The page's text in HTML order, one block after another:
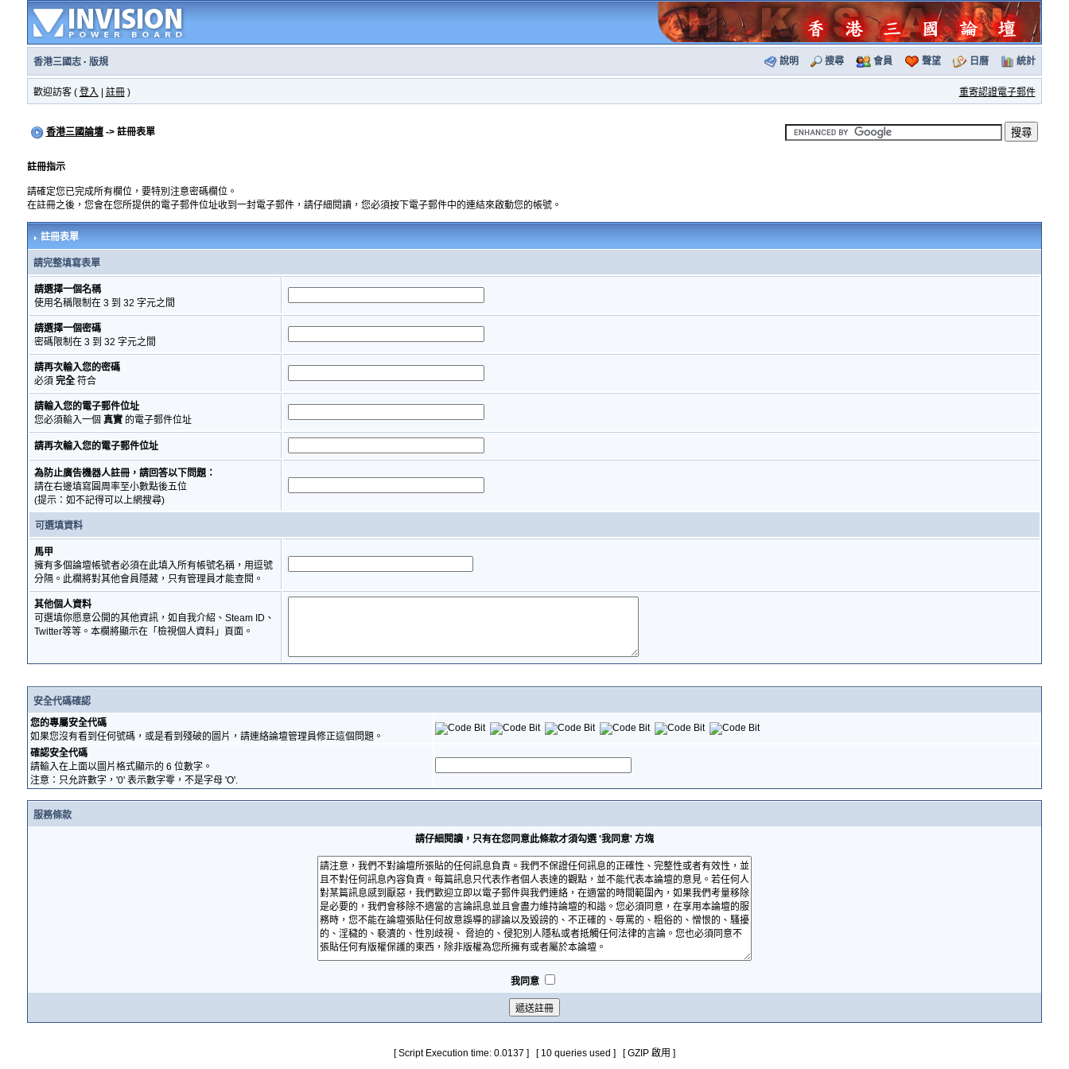
香港三國志· 版規 說明 搜尋 會員 聲望 日曆 統計
歡迎訪客 ( 登入 註冊) 重寄認證電子郵件
香港三國論壇-> 註冊表單
註冊指示
請確定您已完成所有欄位，要特別注意密碼欄位。
在註冊之後，您會在您所提供的電子郵件位址收到一封電子郵件，請仔細閱讀，您必須按下電子郵件中的連結來啟動您的帳號。
註冊表單
請完整填寫表單
請選擇一個名稱
使用名稱限制在 3 到 32 字元之間
請選擇一個密碼
密碼限制在 3 到 32 字元之間
請再次輸入您的密碼
必須 完全符合
請輸入您的電子郵件位址
您必須輸入一個 真實的電子郵件位址
請再次輸入您的電子郵件位址
為防止廣告機器人註冊，請回答以下問題：
請在右邊填寫圓周率至小數點後五位
(提示：如不記得可以上網搜尋)
可選填資料
馬甲
擁有多個論壇帳號者必須在此填入所有帳號名稱，用逗號
分隔。此欄將對其他會員隱藏，只有管理員才能查閱。
其他個人資料
可選填你愿意公開的其他資訊，如自我介紹、Steam ID、
Twitter等等。本欄將顯示在「檢視個人資料」頁面。
安全代碼確認
您的專屬安全代碼
如果您沒有看到任何號碼，或是看到殘破的圖片，請連絡論壇管理員修正這個問題。
確認安全代碼
請輸入在上面以圖片格式顯示的 6 位數字。
注意：只允許數字，'0' 表示數字零，不是字母 'O'.
服務條款
請仔細閱讀，只有在您同意此條款才須勾選 '我同意' 方塊
我同意
[ Script Execution time: 0.0137 ] [ 10 queries used ] [ GZIP 啟用 ]